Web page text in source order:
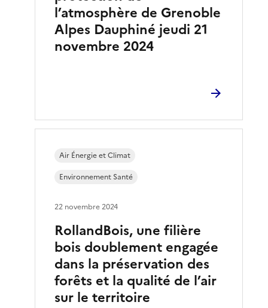
l’atmosphère de Grenoble
Alpes Dauphiné jeudi 21
novembre 2024
RollandBois, une filière
bois doublement engagée
dans la préservation des
forêts et la qualité de l’air
sur le territoire
Air Énergie et Climat
Environnement Santé
22 novembre 2024